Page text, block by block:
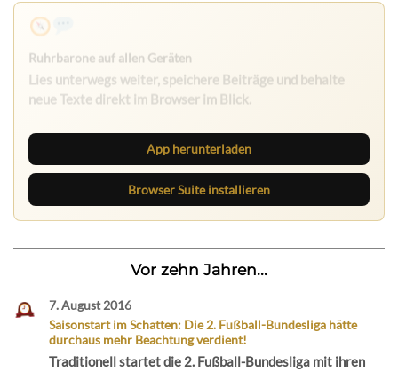
App herunterladen
Browser Suite installieren
Vor zehn Jahren...
7. August 2016
Saisonstart im Schatten: Die 2. Fußball-Bundesliga hätte
durchaus mehr Beachtung verdient!
Traditionell startet die 2. Fußball-Bundesliga mit ihren